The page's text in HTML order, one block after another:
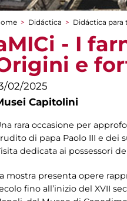
You are here
> Didáctica > Didáctica para
- I
e
02/2025
Capitolini
rara occasione per
di papa Paolo III e dei
dedicata ai possessori
mostra presenta opere
fino all’inizio del XVII